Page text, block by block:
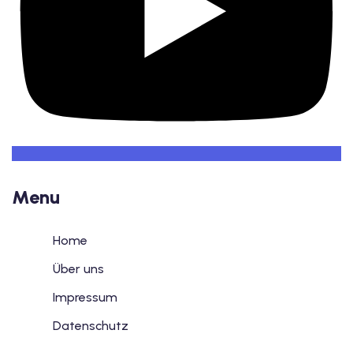
Menu
Home
Über uns
Impressum
Datenschutz